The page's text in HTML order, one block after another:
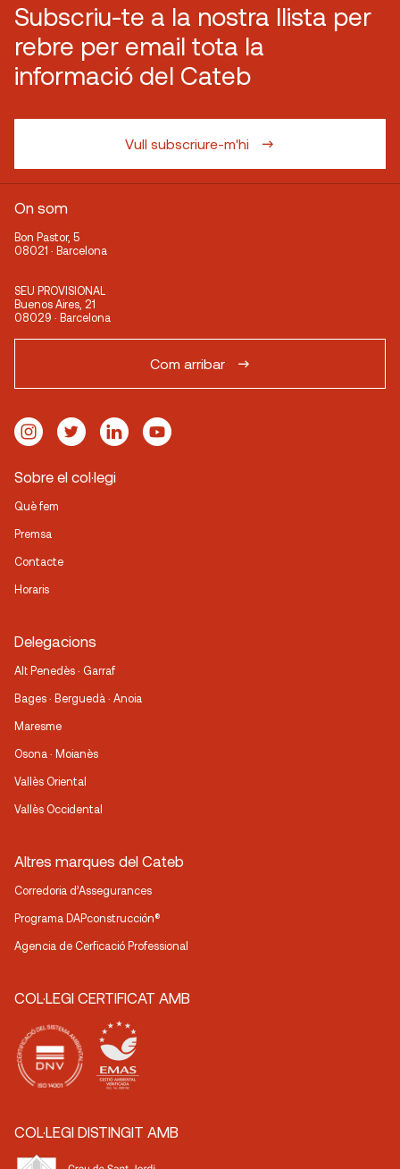
Subscriu-te a la nostra llista per
rebre per email tota la
informació del Cateb
Vull subscriure-m'hi
On som
Bon Pastor, 5
08021 · Barcelona
SEU PROVISIONAL
Buenos Aires, 21
08029 · Barcelona
Com arribar
Sobre el col·legi
Què fem
Premsa
Contacte
Horaris
Delegacions
Alt Penedès · Garraf
Bages · Berguedà · Anoia
Maresme
Osona · Moianès
Vallès Oriental
Vallès Occidental
Altres marques del Cateb
Corredoria d’Assegurances
Programa DAPconstrucción®
Agencia de Cerficació Professional
COL·LEGI CERTIFICAT AMB
COL·LEGI DISTINGIT AMB